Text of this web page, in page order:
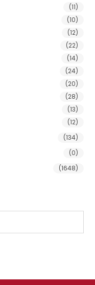
(11)
(10)
(12)
(22)
(14)
(24)
(20)
(28)
(13)
(12)
(134)
(0)
(1648)